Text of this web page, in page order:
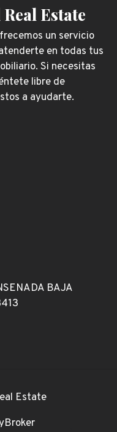
Estate
un servicio
en todas tus
Si necesitas
libre de
a ayudarte.
BAJA
Estate